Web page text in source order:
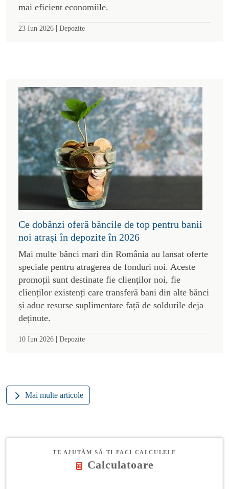
mai eficient economiile.
23 Iun 2026 | Depozite
Ce dobânzi oferă băncile de top pentru banii
noi atrași în depozite în 2026
Mai multe bănci mari din România au lansat oferte
speciale pentru atragerea de fonduri noi. Aceste
promoții sunt destinate fie clienților noi, fie
clienților existenți care transferă bani din alte bănci
și aduc resurse suplimentare față de soldurile deja
deținute.
10 Iun 2026 | Depozite
Mai multe articole
TE AJUTĂM SĂ-ȚI FACI CALCULELE
Calculatoare